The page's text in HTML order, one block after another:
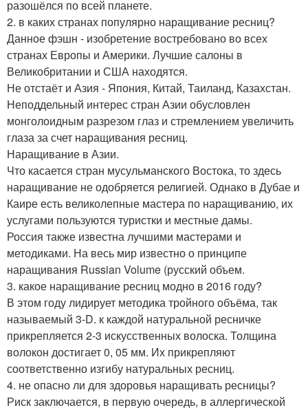
разошёлся по всей планете.
2. в каких странах популярно наращивание ресниц?
Данное фэшн - изобретение востребовано во всех
странах Европы и Америки. Лучшие салоны в
Великобритании и США находятся.
Не отстаёт и Азия - Япония, Китай, Таиланд, Казахстан.
Неподдельный интерес стран Азии обусловлен
монголоидным разрезом глаз и стремлением увеличить
глаза за счет наращивания ресниц.
Наращивание в Азии.
Что касается стран мусульманского Востока, то здесь
наращивание не одобряется религией. Однако в Дубае и
Каире есть великолепные мастера по наращиванию, их
услугами пользуются туристки и местные дамы.
Россия также известна лучшими мастерами и
методиками. На весь мир известно о принципе
наращивания Russian Volume (русский объем.
3. какое наращивание ресниц модно в 2016 году?
В этом году лидирует методика тройного объёма, так
называемый 3-D. к каждой натуральной ресничке
прикрепляется 2-3 искусственных волоска. Толщина
волокон достигает 0, 05 мм. Их прикрепляют
соответственно изгибу натуральных ресниц.
4. не опасно ли для здоровья наращивать ресницы?
Риск заключается, в первую очередь, в аллергической